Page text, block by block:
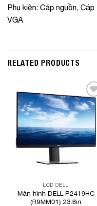
Phụ kiện: Cáp nguồn,
VGA
RELATED PRODUCTS
Add to
Wishlist
LCD DELL
Màn hình DELL P2419HC
(R9MM01) 23.8in